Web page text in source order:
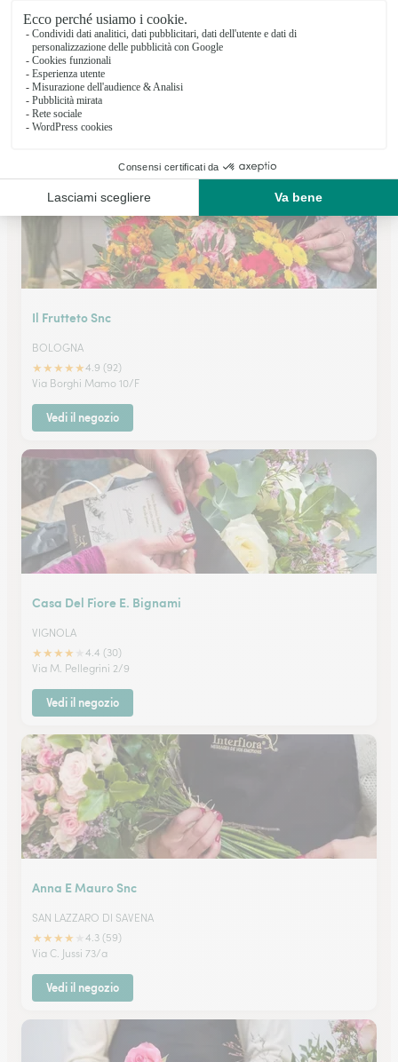
Casa Del Fiore Snc
SAVIGNANO SUL PANARO
★★★★★ 5 (9)
Via Claudia 4076
Vedi il negozio
Il Frutteto Snc
BOLOGNA
★★★★★4.9 (92)
Via Borghi Mamo 10/F
Vedi il negozio
Casa Del Fiore E. Bignami
VIGNOLA
★★★★
4.4 (30)
Via M. Pellegrini 2/9
Vedi il negozio
Anna E Mauro Snc
SAN LAZZARO DI SAVENA
★★★★
4.3 (59)
Via C. Jussi 73/a
Vedi il negozio